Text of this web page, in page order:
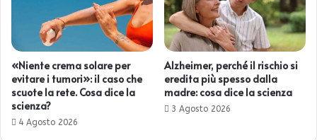
«Niente crema solare per
evitare i tumori»: il caso che
scuote la rete. Cosa dice la
scienza?
4 Agosto 2026
Alzheimer, perché il rischio si
eredita più spesso dalla
madre: cosa dice la scienza
3 Agosto 2026